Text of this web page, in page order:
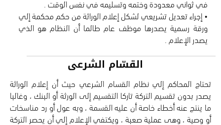
• إجراء تعديل تشريعي لشكل إعلام الوراثة من حكم محكمة إلي
ورقة رسمية يصدرها موظف عام طالما أن النظام هو الذي
يصدر الإعلام .
القسّام الشرعى
تحتاج المحاكم إلي نظام القسام الشرعي حيث أن إعلام الوراثة
يصدر بدون تقسيم التركة تاركا التقسيم إلى الورثة أو البنك ، وغالبا
ما ينتج عنه أخطاء خاصة أن عليه القسمة ، وبه عول أو رد مناسخات
أو وصية ، وهى عملية صعبة ، ويكتفي الإعلام إلي أن يحصر التركة